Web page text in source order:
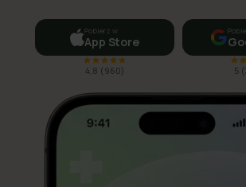
Pobierz w
App Store
4,8 ( 960) 5 (